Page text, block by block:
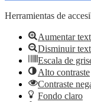
Herramientas de
Aumentar
Disminuir
Escala de
Alto contraste
Contraste
Fondo claro